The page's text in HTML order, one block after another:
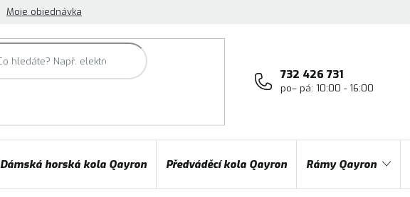
Moje objednávka
732 426 731
po– pá: 10:00 - 16:00
Dámská horská kola Qayron Předváděcí kola Qayron Rámy Qayron